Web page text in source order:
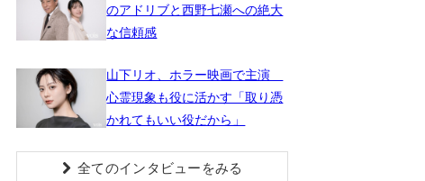
のアドリブと西野七瀬への絶大
な信頼感
山下リオ、ホラー映画で主演
心霊現象も役に活かす「取り憑
かれてもいい役だから」
全てのインタビューをみる